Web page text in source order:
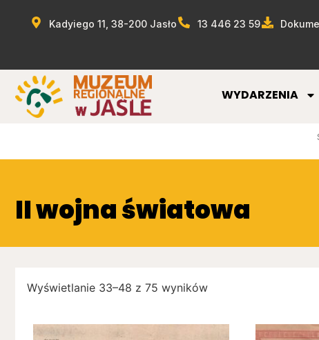
Kadyiego 11, 38-200 Jasło 13 446 23 59
WYDARZENIA
II wojna światowa
Wyświetlanie 33–48 z 75 wyników